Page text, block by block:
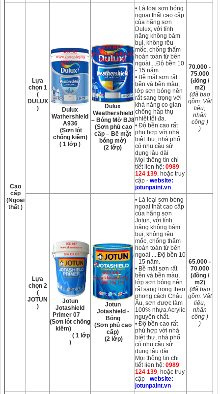
Cao
cấp
(Ngoại
thất )
Lựa
chọn 1
(
DULUX
)
Dulux
Wathershield
A936
(Sơn lót
chống kiềm)
( 1 lớp )
Dulux
Weathershield
– Bóng Mờ BJ8
(Sơn phủ cao
cấp – Bề mặt
bóng mờ)
(2 lớp)
• Là loại sơn bóng
ngoại thất cao cấp
của hãng sơn
Dulux, với tính
năng không bám
bụi, không rêu
mốc, chống thấm
hoàn toàn từ bên
ngoài....Độ bền 10
- 15 năm.
• Bề mặt sơn rất
bền và bền màu,
lớp sơn bóng nên
rất sang trọng với
khả năng co gian
chống hấp thụ
nhiệt tối đa.
• Độ bền cao rất
phu hợp với nhà
biệt thự, nhà phố
có nhu cầu sử
dụng lâu dài
Mọi thông tin chi
tiết lien hệ: 0989
124 139, hoặc truy
cập - website:
jotunpaint.vn
70.000 -
75.000
(đồng /
m2)
(đã bao
gồm: Vật
liệu,
nhân
công )
)
Lựa
chọn 2
(
JOTUN
)
Jotun
Jotashield
Primer 07
(Sơn lót chống
kiềm)
( 1 lớp
)
Jotun
Jotashield -
Bóng
(Sơn phủ cao
cấp)
(2 lớp)
• Là loại sơn bóng
ngoại thất cao cấp
của hãng sơn
Jotun, với tính
năng không bám
bụi, không rêu
mốc, chống thấm
hoàn toàn từ bên
ngoài ....Độ bền 10
- 15 năm.
• Bề mặt sơn rất
bền và bền màu,
lớp sơn bóng nên
rất sang trọng theo
phong cách Châu
Âu, sơn được làm
100% nhựa Acrylic
nguyên chất.
• Độ bền cao rất
phù hợp với nhà
biệt thự, nhà phố
có nhu cầu sử
dụng lâu dài.
Mọi thông tin chi
tiết lien hệ: 0989
124 139, hoặc truy
cập - website:
jotunpaint.vn
65.000 -
70.000
(đồng /
m2)
(đã bao
gồm: Vật
liệu,
nhân
công )
)